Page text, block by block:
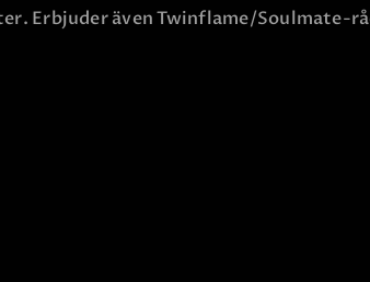
Erbjuder även Twinflame/Soulmate-